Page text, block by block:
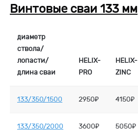
Винтовые сваи 133 мм
диаметр
ствола/
лопасти/
длина сваи
HELIX-
PRO
HELIX-
ZINC
133/350/1500 2950₽ 4150₽
133/350/2000 3600₽ 5050₽